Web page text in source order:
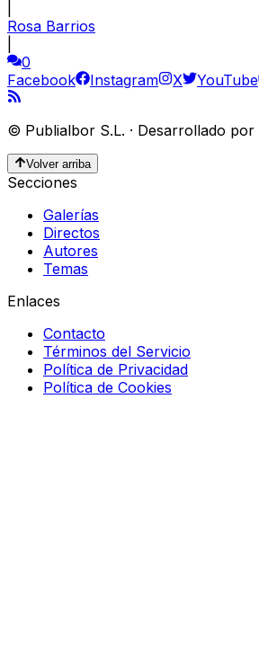
Rosa Barrios
0
Facebook
Instagram X YouTube
© Publialbor S.L. · Desarrollado por
Volver arriba
Secciones
Galerías
Directos
Autores
Temas
Enlaces
Contacto
Términos del Servicio
Política de Privacidad
Política de Cookies